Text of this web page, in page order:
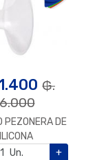
₲.
PEZONERA DE
Un. +